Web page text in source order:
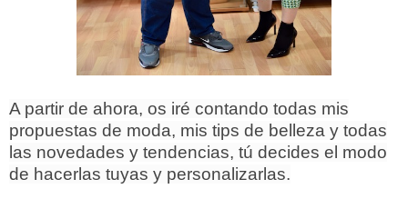
A partir de ahora, os iré contando todas mis
propuestas de moda, mis tips de belleza y todas
las novedades y tendencias, tú decides el modo
de hacerlas tuyas y personalizarlas.